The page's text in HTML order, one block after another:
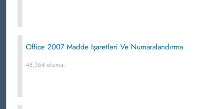
Office 2007 Madde Işaretleri Ve Numaralandırma
48,364 okuma,